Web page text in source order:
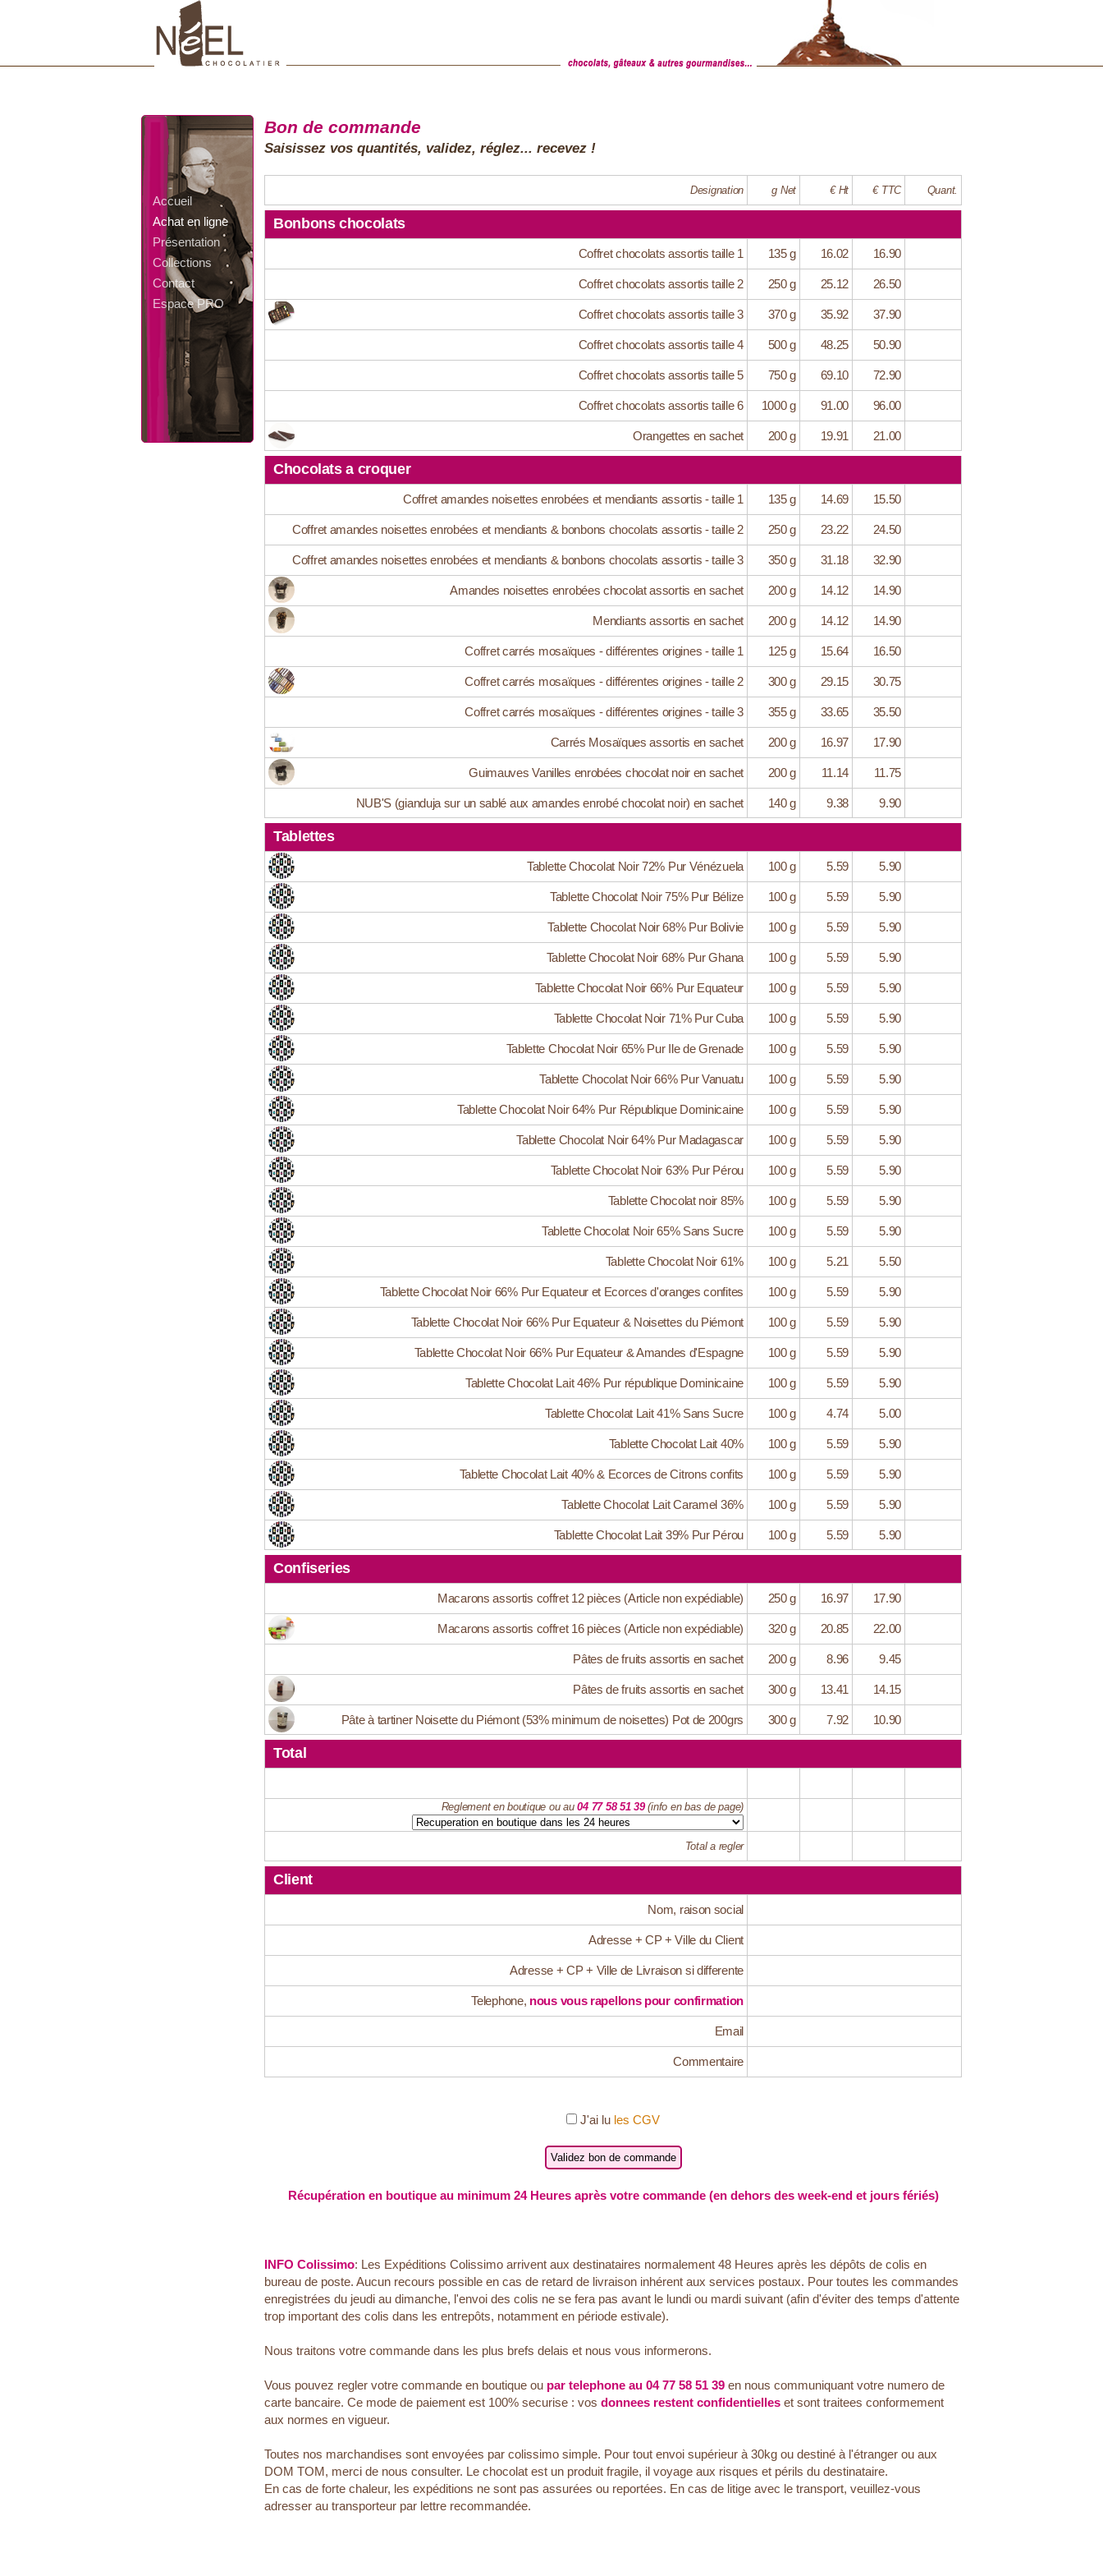
Accueil
Achat en ligne
Présentation
Collections
Contact
Espace PRO
Bon de commande
Saisissez vos quantités, validez, réglez... recevez !
Designation g Net € Ht € TTC Quant.
Bonbons chocolats
Coffret chocolats assortis taille 1 135 g 16.02 16.90
Coffret chocolats assortis taille 2 250 g 25.12 26.50
Coffret chocolats assortis taille 3 370 g 35.92 37.90
Coffret chocolats assortis taille 4 500 g 48.25 50.90
Coffret chocolats assortis taille 5 750 g 69.10 72.90
Coffret chocolats assortis taille 6 1000 g 91.00 96.00
Orangettes en sachet 200 g 19.91 21.00
Chocolats a croquer
Coffret amandes noisettes enrobées et mendiants assortis - taille 1 135 g 14.69 15.50
Coffret amandes noisettes enrobées et mendiants & bonbons chocolats assortis - taille 2 250 g 23.22 24.50
Coffret amandes noisettes enrobées et mendiants & bonbons chocolats assortis - taille 3 350 g 31.18 32.90
Amandes noisettes enrobées chocolat assortis en sachet 200 g 14.12 14.90
Mendiants assortis en sachet 200 g 14.12 14.90
Coffret carrés mosaïques - différentes origines - taille 1 125 g 15.64 16.50
Coffret carrés mosaïques - différentes origines - taille 2 300 g 29.15 30.75
Coffret carrés mosaïques - différentes origines - taille 3 355 g 33.65 35.50
Carrés Mosaïques assortis en sachet 200 g 16.97 17.90
Guimauves Vanilles enrobées chocolat noir en sachet 200 g 11.14 11.75
NUB'S (gianduja sur un sablé aux amandes enrobé chocolat noir) en sachet 140 g 9.38 9.90
Tablettes
Tablette Chocolat Noir 72% Pur Vénézuela 100 g 5.59 5.90
Tablette Chocolat Noir 75% Pur Bélize 100 g 5.59 5.90
Tablette Chocolat Noir 68% Pur Bolivie 100 g 5.59 5.90
Tablette Chocolat Noir 68% Pur Ghana 100 g 5.59 5.90
Tablette Chocolat Noir 66% Pur Equateur 100 g 5.59 5.90
Tablette Chocolat Noir 71% Pur Cuba 100 g 5.59 5.90
Tablette Chocolat Noir 65% Pur Ile de Grenade 100 g 5.59 5.90
Tablette Chocolat Noir 66% Pur Vanuatu 100 g 5.59 5.90
Tablette Chocolat Noir 64% Pur République Dominicaine 100 g 5.59 5.90
Tablette Chocolat Noir 64% Pur Madagascar 100 g 5.59 5.90
Tablette Chocolat Noir 63% Pur Pérou 100 g 5.59 5.90
Tablette Chocolat noir 85% 100 g 5.59 5.90
Tablette Chocolat Noir 65% Sans Sucre 100 g 5.59 5.90
Tablette Chocolat Noir 61% 100 g 5.21 5.50
Tablette Chocolat Noir 66% Pur Equateur et Ecorces d'oranges confites 100 g 5.59 5.90
Tablette Chocolat Noir 66% Pur Equateur & Noisettes du Piémont 100 g 5.59 5.90
Tablette Chocolat Noir 66% Pur Equateur & Amandes d'Espagne 100 g 5.59 5.90
Tablette Chocolat Lait 46% Pur république Dominicaine 100 g 5.59 5.90
Tablette Chocolat Lait 41% Sans Sucre 100 g 4.74 5.00
Tablette Chocolat Lait 40% 100 g 5.59 5.90
Tablette Chocolat Lait 40% & Ecorces de Citrons confits 100 g 5.59 5.90
Tablette Chocolat Lait Caramel 36% 100 g 5.59 5.90
Tablette Chocolat Lait 39% Pur Pérou 100 g 5.59 5.90
Confiseries
Macarons assortis coffret 12 pièces (Article non expédiable) 250 g 16.97 17.90
Macarons assortis coffret 16 pièces (Article non expédiable) 320 g 20.85 22.00
Pâtes de fruits assortis en sachet 200 g 8.96 9.45
Pâtes de fruits assortis en sachet 300 g 13.41 14.15
Pâte à tartiner Noisette du Piémont (53% minimum de noisettes) Pot de 200grs 300 g 7.92 10.90
Total
Reglement en boutique ou au04 77 58 51 39(info en bas de page)
Total a regler
Client
Nom, raison social
Adresse + CP + Ville du Client
Adresse + CP + Ville de Livraison si differente
Telephone, nous vous rapellons pour confirmation
Email
Commentaire
J'ai lu les CGV
Récupération en boutique au minimum 24 Heures après votre commande (en dehors des week-end et jours fériés)
INFO Colissimo: Les Expéditions Colissimo arrivent aux destinataires normalement 48 Heures après les dépôts de colis en
bureau de poste. Aucun recours possible en cas de retard de livraison inhérent aux services postaux. Pour toutes les commandes
enregistrées du jeudi au dimanche, l'envoi des colis ne se fera pas avant le lundi ou mardi suivant (afin d'éviter des temps d'attente
trop important des colis dans les entrepôts, notamment en période estivale).
Nous traitons votre commande dans les plus brefs delais et nous vous informerons.
Vous pouvez regler votre commande en boutique ou par telephone au 04 77 58 51 39 en nous communiquant votre numero de
carte bancaire. Ce mode de paiement est 100% securise : vos donnees restent confidentielles et sont traitees conformement
aux normes en vigueur.
Toutes nos marchandises sont envoyées par colissimo simple. Pour tout envoi supérieur à 30kg ou destiné à l'étranger ou aux
DOM TOM, merci de nous consulter. Le chocolat est un produit fragile, il voyage aux risques et périls du destinataire.
En cas de forte chaleur, les expéditions ne sont pas assurées ou reportées. En cas de litige avec le transport, veuillez-vous
adresser au transporteur par lettre recommandée.